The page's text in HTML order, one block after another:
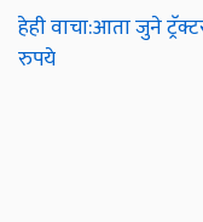
हेही वाचा:आता जुने
रुपये